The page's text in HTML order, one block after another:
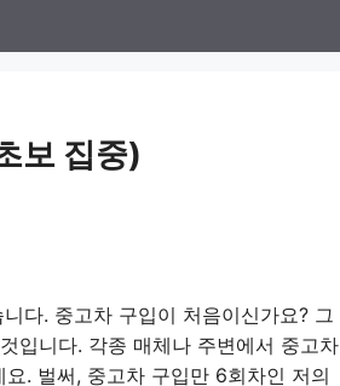
보 집중)
다. 중고차 구입이 처음이신가요? 그
입니다. 각종 매체나 주변에서 중고차
. 벌써, 중고차 구입만 6회차인 저의